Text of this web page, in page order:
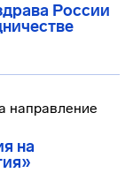
России
на